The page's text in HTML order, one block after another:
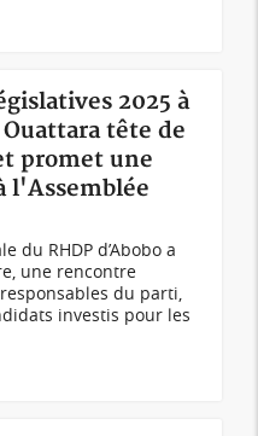
2025 à
tête de
promet une
l'Assemblée
du RHDP d’Abobo a
une rencontre
du parti,
investis pour les